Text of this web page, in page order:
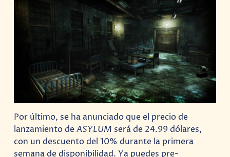
Por último, se ha anunciado que el precio de
lanzamiento deASYLUM será de 24.99 dólares,
con un descuento del 10% durante la primera
semana de disponibilidad. Ya puedes pre-